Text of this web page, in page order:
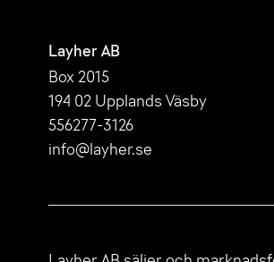
Layher AB
Box 2015
194 02 Upplands Väsby
556277-3126
info@layher.se